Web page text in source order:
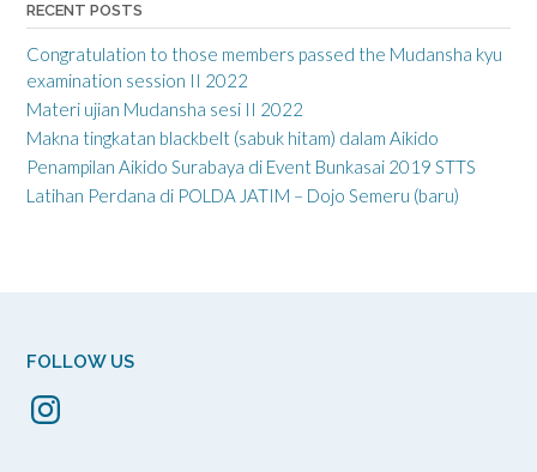
RECENT POSTS
Congratulation to those members passed the Mudansha kyu
examination session II 2022
Materi ujian Mudansha sesi II 2022
Makna tingkatan blackbelt (sabuk hitam) dalam Aikido
Penampilan Aikido Surabaya di Event Bunkasai 2019 STTS
Latihan Perdana di POLDA JATIM – Dojo Semeru (baru)
FOLLOW US
Instagram